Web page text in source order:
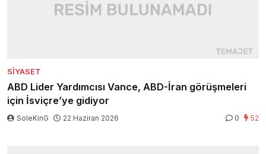
SIYASET
ABD Lider Yardımcısı Vance, ABD-İran görüşmeleri
için İsviçre’ye gidiyor
SoleKinG 22 Haziran 2026 0 52